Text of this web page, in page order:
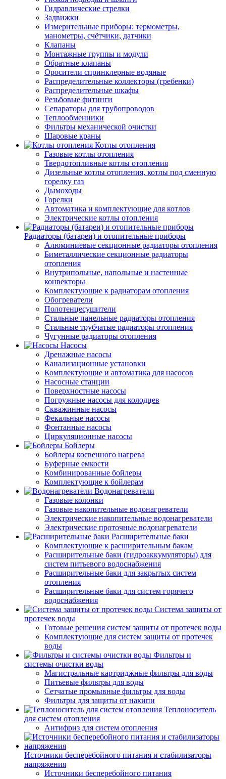
Гидравлические стрелки
Задвижки
Измерительные приборы: термометры,
манометры, счётчики, датчики
Клапаны
Монтажные группы и модули
Обратные клапаны
Оросители спринклерные водяные
Распределительные коллекторы (гребенки)
Распределительные шкафы
Резьбовые фитинги
Сепараторы для трубопроводов
Теплообменники
Фильтры механической очистки
Шаровые краны
Котлы отопления
Газовые котлы отопления
Твердотопливные котлы отопления
Дизельные котлы отопления, котлы под сменную
горелку газ
Дымоходы
Горелки
Автоматика и комплектующие для котлов
Электрические котлы отопления
Радиаторы (батареи) и отопительные приборы
Алюминиевые секционные радиаторы отопления
Биметаллические секционные радиаторы
отопления
Внутрипольные, напольные и настенные
конвекторы
Комплектующие к радиаторам отопления
Обогреватели
Полотенцесушители
Стальные панельные радиаторы отопления
Стальные трубчатые радиаторы отопления
Чугунные радиаторы отопления
Насосы
Дренажные насосы
Канализационные установки
Комплектующие и автоматика для насосов
Насосные станции
Поверхностные насосы
Погружные насосы для колодцев
Скважинные насосы
Фекальные насосы
Фонтанные насосы
Циркуляционные насосы
Бойлеры
Бойлеры косвенного нагрева
Буферные емкости
Комбинированные бойлеры
Комплектующие к бойлерам
Водонагреватели
Газовые колонки
Газовые накопительные водонагреватели
Электрические накопительные водонагреватели
Электрические проточные водонагреватели
Расширительные баки
Комплектующие к расширительным бакам
Расширительные баки (гидроаккумуляторы) для
систем питьевого водоснабжения
Расширительные баки для закрытых систем
отопления
Расширительные баки для систем горячего
водоснабжения
Система защиты от
протечек воды
Готовые решения систем защиты от протечек воды
Комплектующие для систем защиты от протечек
воды
Фильтры и
системы очистки воды
Магистральные картриджные фильтры для воды
Питьевые фильтры для воды
Сетчатые промывные фильтры для воды
Фильтры для защиты от накипи
Теплоноситель
для систем отопления
Антифриз для систем отопления
Источники бесперебойного питания и стабилизаторы
напряжения
Источники бесперебойного питания